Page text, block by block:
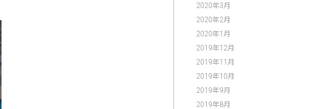
2020年3月
2020年2月
2020年1月
2019年12月
2019年11月
2019年10月
2019年9月
2019年8月